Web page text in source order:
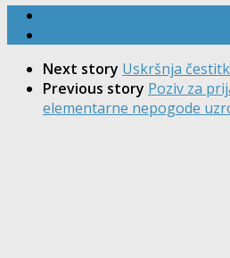
Next story Uskršnja
Previous story Poziv za
elementarne nepogode